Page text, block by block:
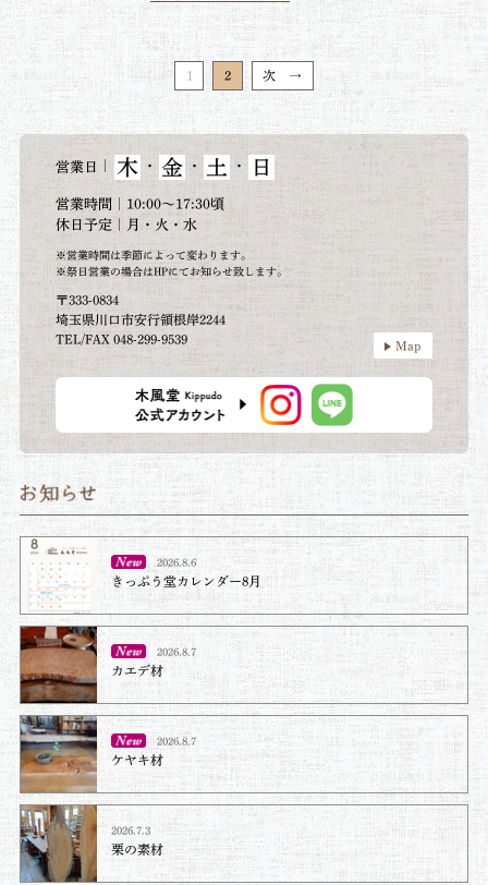
1 2 次 →
営業日 木 ・ 金 ・ 土 ・ 日
営業時間｜10:00～17:30頃
休日予定｜月・火・水
※営業時間は季節によって変わります。
※祭日営業の場合はHPにてお知らせ致します。
〒333-0834
埼玉県川口市安行領根岸2244
TEL/FAX 048-299-9539
Map
2026.8.6
きっぷう堂カレンダー8月
2026.8.7
カエデ材
2026.8.7
ケヤキ材⁡
2026.7.3
栗の素材